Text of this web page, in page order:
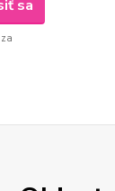
sa
za